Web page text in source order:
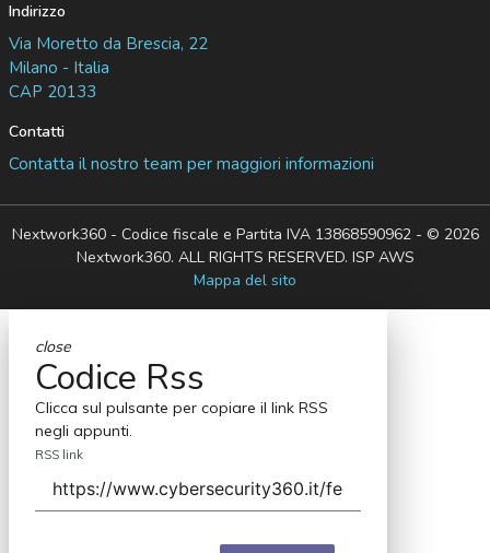
Indirizzo
Via Moretto da Brescia, 22
Milano - Italia
CAP 20133
Contatti
Contatta il nostro team per maggiori informazioni
Nextwork360 - Codice fiscale e Partita IVA 13868590962 - © 2026
Nextwork360. ALL RIGHTS RESERVED. ISP AWS
Mappa del sito
close
Codice Rss
Clicca sul pulsante per copiare il link RSS
negli appunti.
RSS link